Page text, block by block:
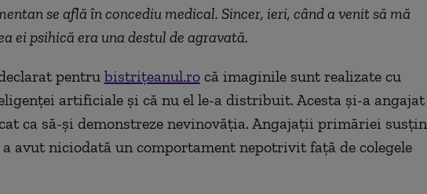
se află în concediu medical. Sincer, ieri, când a venit să mă
ei psihică era una destul de agravată.
pentru bistrițeanul.rocă imaginile sunt realizate cu
artificiale și că nu el le-a distribuit. Acesta și-a angajat
ca să-și demonstreze nevinovăția. Angajații primăriei susțin
avut niciodată un comportament nepotrivit față de colegele